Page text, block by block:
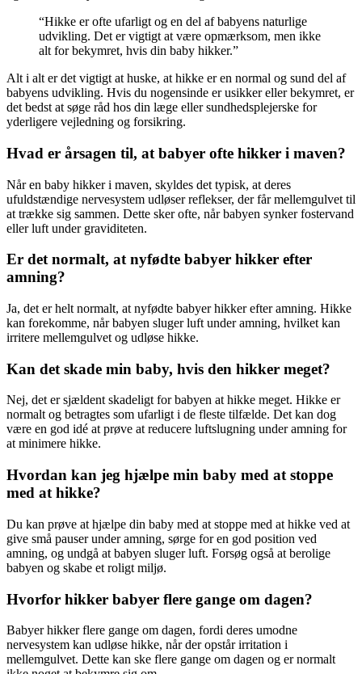
“Hikke er ofte ufarligt og en del af babyens naturlige
udvikling. Det er vigtigt at være opmærksom, men ikke
alt for bekymret, hvis din baby hikker.”
Alt i alt er det vigtigt at huske, at hikke er en normal og sund del af
babyens udvikling. Hvis du nogensinde er usikker eller bekymret, er
det bedst at søge råd hos din læge eller sundhedsplejerske for
yderligere vejledning og forsikring.
Hvad er årsagen til, at babyer ofte hikker i maven?
Når en baby hikker i maven, skyldes det typisk, at deres
ufuldstændige nervesystem udløser reflekser, der får mellemgulvet til
at trække sig sammen. Dette sker ofte, når babyen synker fostervand
eller luft under graviditeten.
Er det normalt, at nyfødte babyer hikker efter
amning?
Ja, det er helt normalt, at nyfødte babyer hikker efter amning. Hikke
kan forekomme, når babyen sluger luft under amning, hvilket kan
irritere mellemgulvet og udløse hikke.
Kan det skade min baby, hvis den hikker meget?
Nej, det er sjældent skadeligt for babyen at hikke meget. Hikke er
normalt og betragtes som ufarligt i de fleste tilfælde. Det kan dog
være en god idé at prøve at reducere luftslugning under amning for
at minimere hikke.
Hvordan kan jeg hjælpe min baby med at stoppe
med at hikke?
Du kan prøve at hjælpe din baby med at stoppe med at hikke ved at
give små pauser under amning, sørge for en god position ved
amning, og undgå at babyen sluger luft. Forsøg også at berolige
babyen og skabe et roligt miljø.
Hvorfor hikker babyer flere gange om dagen?
Babyer hikker flere gange om dagen, fordi deres umodne
nervesystem kan udløse hikke, når der opstår irritation i
mellemgulvet. Dette kan ske flere gange om dagen og er normalt